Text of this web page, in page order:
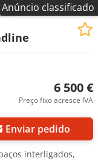
Anúncio classificado
6 500 €
Preço fixo acresce IVA
Enviar pedido
interligados,